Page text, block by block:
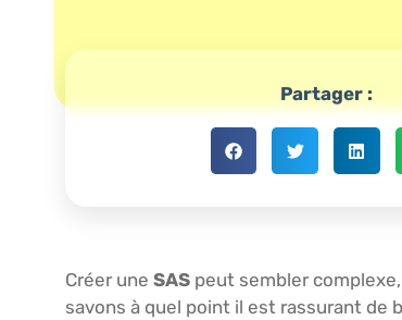
Partager :
Créer une SAS peut sembler
savons à quel point il est rassurant de